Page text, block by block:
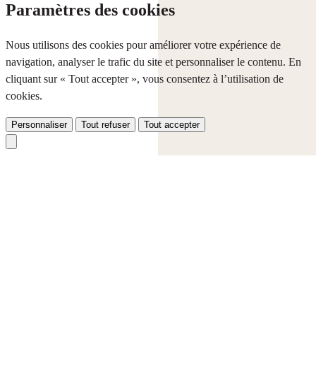
Paramètres des cookies
Nous utilisons des cookies pour améliorer votre expérience de
navigation, analyser le trafic du site et personnaliser le contenu. En
cliquant sur « Tout accepter », vous consentez à l’utilisation de
cookies.
Personnaliser Tout refuser Tout accepter